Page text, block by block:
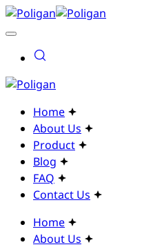
Home
About Us
Product
Blog
FAQ
Contact Us
Home
About Us